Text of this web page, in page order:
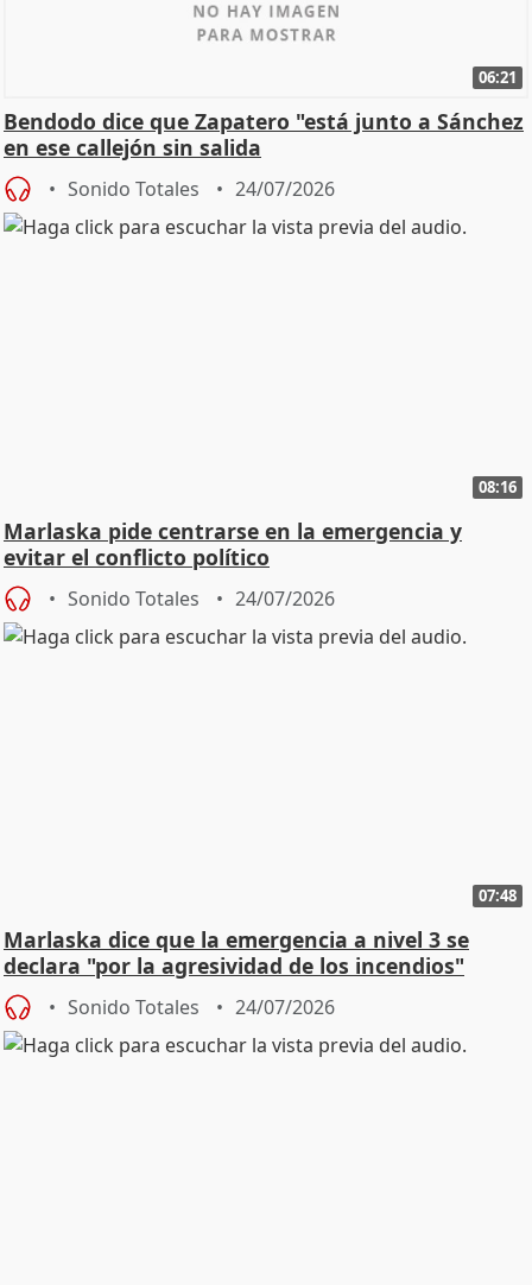
06:21
Bendodo dice que Zapatero "está junto a Sánchez
en ese callejón sin salida
Sonido Totales 24/07/2026
08:16
Marlaska pide centrarse en la emergencia y
evitar el conflicto político
Sonido Totales 24/07/2026
07:48
Marlaska dice que la emergencia a nivel 3 se
declara "por la agresividad de los incendios"
Sonido Totales 24/07/2026